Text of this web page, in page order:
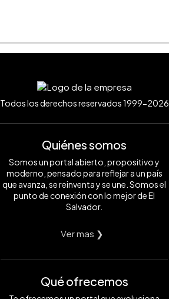
Todos los derechos reservados 1999-2026
Quiénes somos
Somos un portal abierto, propositivo y
moderno, pensado para reflejar a un país
que avanza, se reinventa y se une. Somos el
punto de conexión con lo mejor de El
Salvador.
Ver mas ❯
Qué ofrecemos